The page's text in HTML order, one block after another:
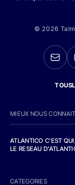
© 2026
MIEUX NOUS
ATLANTICO C'EST
LE RESEAU
CATEGORIES